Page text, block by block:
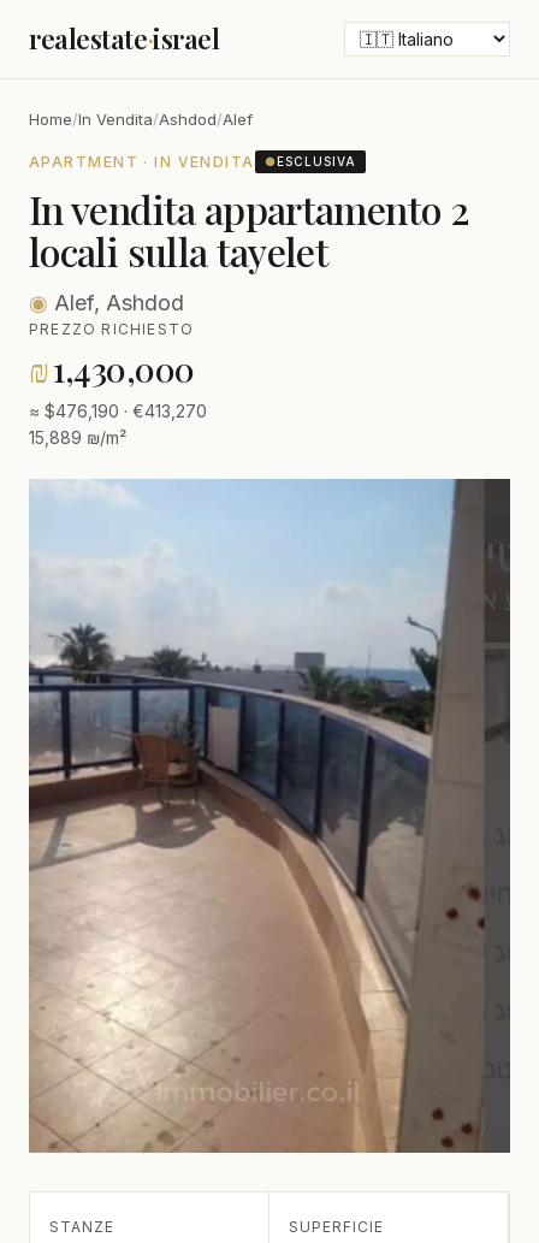
realestate·israel
Home/In Vendita/Ashdod/Alef
APARTMENT · IN VENDITA ●ESCLUSIVA
In vendita appartamento 2
locali sulla tayelet
◉ Alef, Ashdod
PREZZO RICHIESTO
₪1,430,000
≈ $476,190 · €413,270
15,889 ₪/m²
STANZE SUPERFICIE